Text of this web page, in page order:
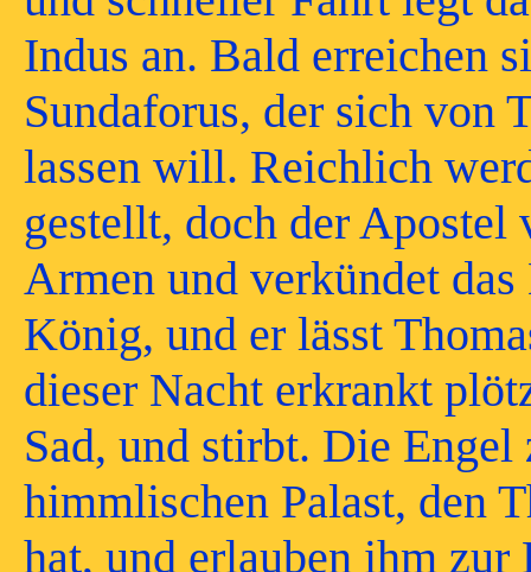
Indus an. Bald erreichen
Sundaforus, der sich von
lassen will. Reichlich
gestellt, doch der Apostel
Armen und verkündet
König, und er lässt
dieser Nacht erkrankt
Sad, und stirbt. Die
himmlischen Palast, den
hat, und erlauben ihm zur